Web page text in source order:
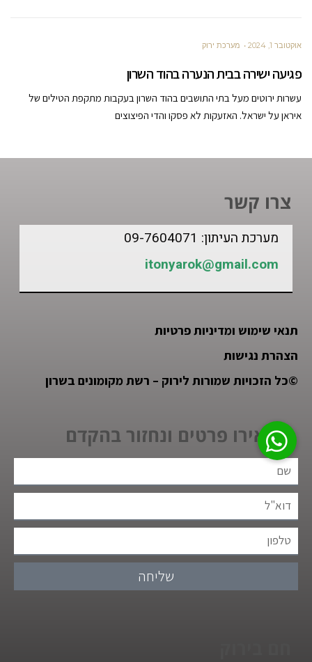
אוקטובר 1, 2024 מערכת ירוק
פגיעה ישירה בבית הנערה בהוד השרון
עשרות ירוטים מעל בתי התושבים בהוד השרון בעקבות מתקפת הטילים של
איראן על ישראל. האזעקות לא פסקו והדי הפיצוצים
צרו קשר
מערכת העיתון: 09-7604071
itonyarok@gmail.com
תנאי שימוש ומדיניות פרטיות
הצהרת נגישות
©כל הזכויות שמורות לירוק – רשת מקומונים בשרון
השאירו פרטים ונחזור בהקדם
שליחה